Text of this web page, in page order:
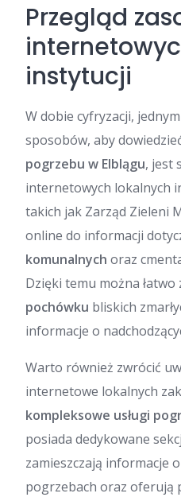
Przegląd
instytucji
W dobie cyfryzacji,
sposobów, aby
pogrzebu w Elblągu, jest
internetowych lokalnych
takich jak Zarząd Zieleni
online do informacji
komunalnych oraz
Dzięki temu można łatwo
pochówku bliskich
informacje o
Warto również zwrócić
internetowe lokalnych
kompleksowe usługi
posiada dedykowane
zamieszczają informacje
pogrzebach oraz oferują